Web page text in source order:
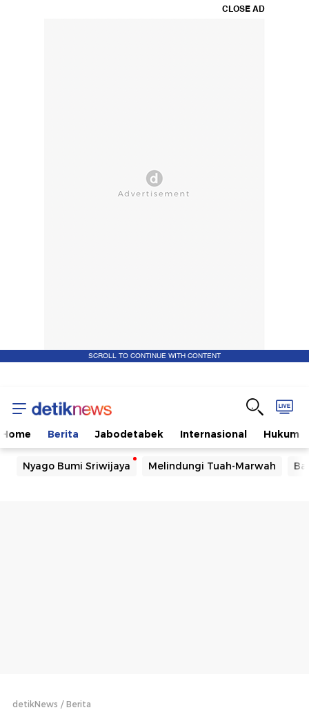
CLOSE AD
SCROLL TO CONTINUE WITH CONTENT
Home Berita Jabodetabek Internasional Hukum
Nyago Bumi Sriwijaya Melindungi Tuah-Marwah
detikNews Berita